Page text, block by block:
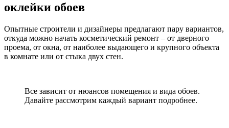
оклейки обоев
Опытные строители и дизайнеры предлагают пару вариантов,
откуда можно начать косметический ремонт – от дверного
проема, от окна, от наиболее выдающего и крупного объекта
в комнате или от стыка двух стен.
Все зависит от нюансов помещения и вида обоев.
Давайте рассмотрим каждый вариант подробнее.